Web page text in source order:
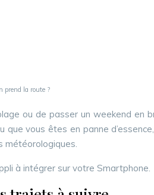
prend la route ?
ou de passer un weekend en
que vous êtes en panne
météorologiques.
à intégrer sur votre Smartphone.